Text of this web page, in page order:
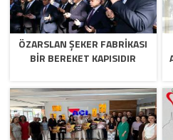
ÖZARSLAN ŞEKER FABRİKASI
BİR BEREKET KAPISIDIR